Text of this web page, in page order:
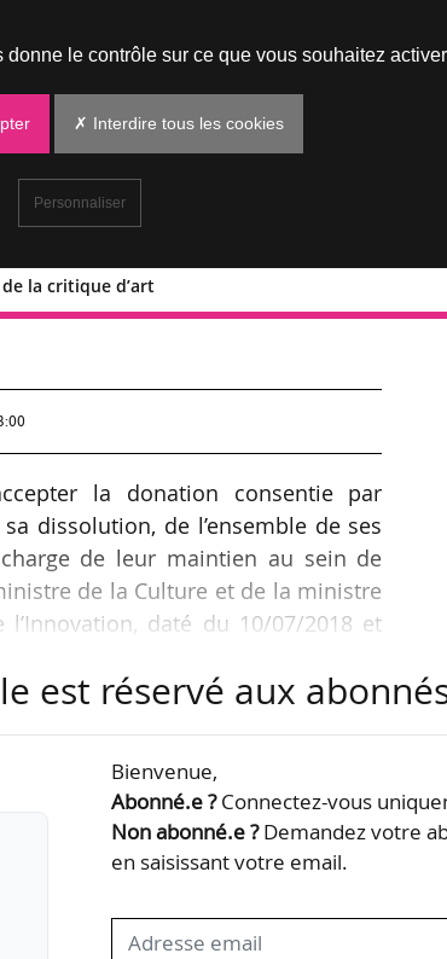
la critique d’art
des Archives de la
la donation consentie par
dissolution, de l’ensemble de ses
de leur maintien au sein de
de la Culture et de la ministre
daté du 10/07/2018 et
1945, à la fois en France et dans le
est réservé aux
Bienvenue,
Abonné.e ?Connectez-vous
Non abonné.e ?Demandez votre
en saisissant votre email.
le contrôle sur ce que vous souhaitez activer
✗ Interdire tous les cookies
Personnaliser